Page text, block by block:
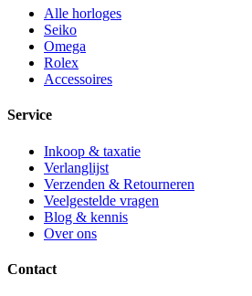
Alle horloges
Seiko
Omega
Rolex
Accessoires
Service
Inkoop & taxatie
Verlanglijst
Verzenden & Retourneren
Veelgestelde vragen
Blog & kennis
Over ons
Contact